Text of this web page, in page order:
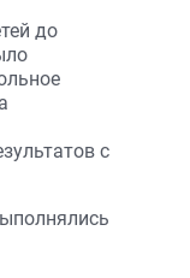
до
с